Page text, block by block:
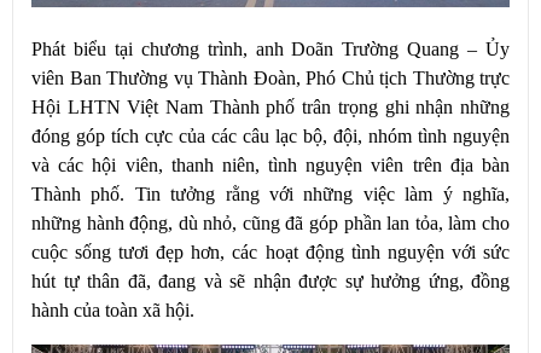
Phát biểu tại chương trình, anh Doãn Trường Quang – Ủy
viên Ban Thường vụ Thành Đoàn, Phó Chủ tịch Thường trực
Hội LHTN Việt Nam Thành phố trân trọng ghi nhận những
đóng góp tích cực của các câu lạc bộ, đội, nhóm tình nguyện
và các hội viên, thanh niên, tình nguyện viên trên địa bàn
Thành phố. Tin tưởng rằng với những việc làm ý nghĩa,
những hành động, dù nhỏ, cũng đã góp phần lan tỏa, làm cho
cuộc sống tươi đẹp hơn, các hoạt động tình nguyện với sức
hút tự thân đã, đang và sẽ nhận được sự hưởng ứng, đồng
hành của toàn xã hội.